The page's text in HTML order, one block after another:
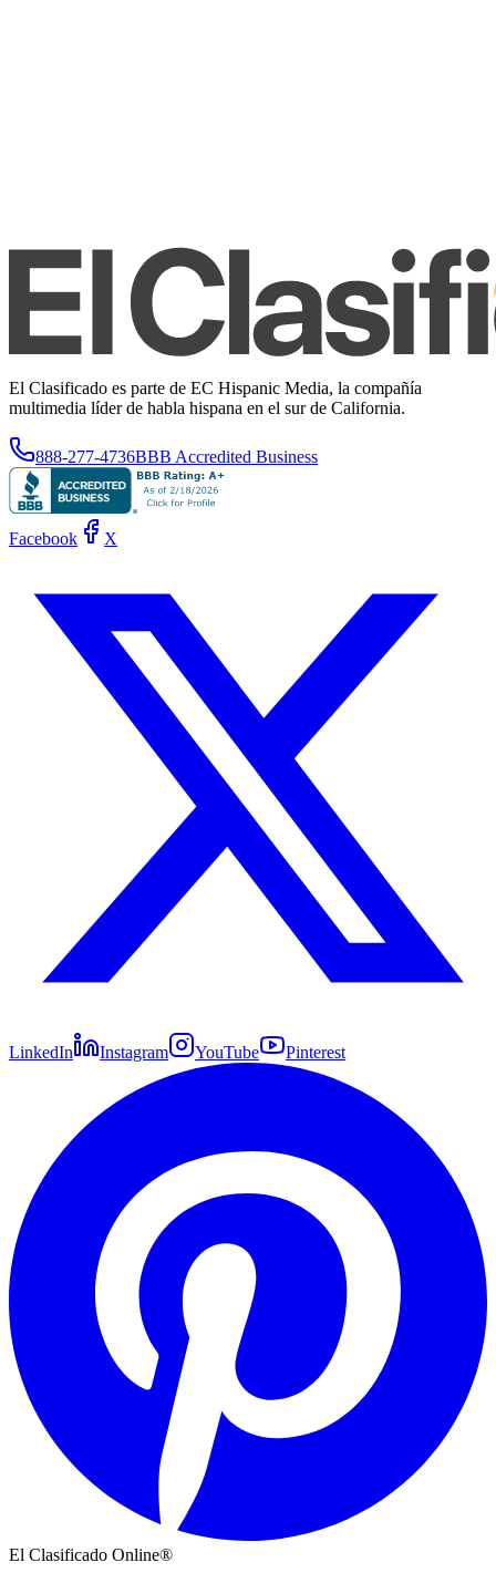
El Clasificado es parte de EC Hispanic Media, la compañía
multimedia líder de habla hispana en el sur de California.
888-277-4736BBB Accredited Business
Facebook X
LinkedIn Instagram YouTube Pinterest
El Clasificado Online®